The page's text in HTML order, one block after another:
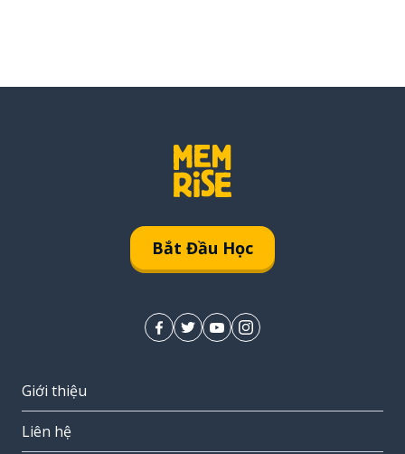
Bắt Đầu Học
Giới thiệu
Liên hệ